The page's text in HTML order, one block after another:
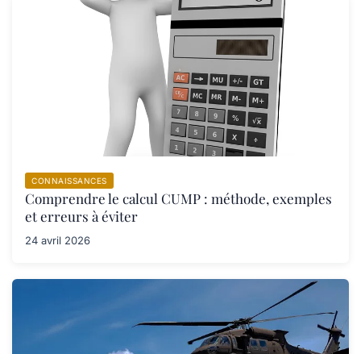
CONNAISSANCES
Comprendre le calcul CUMP : méthode, exemples
et erreurs à éviter
24 avril 2026